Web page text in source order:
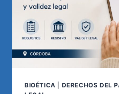
BIOÉTICA DERECHOS DEL